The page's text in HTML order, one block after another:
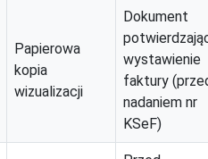
Papierowa
kopia
wizualizacji
Dokument
wystawienie
faktury
nadaniem nr
KSeF)